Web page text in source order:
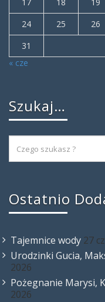
17
18 19
24
25 26
31
« cze
Szukaj…
Ostatnio
Tajemnice wody 27
Urodzinki Gucia,
2026
Pożegnanie Marysi,
2026